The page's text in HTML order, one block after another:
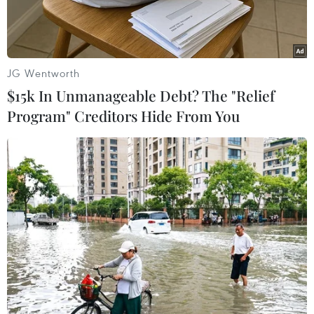
trẻ khám phá tiềm năng và đam mê trong nhiều
lĩnh vực.
Các bạn trẻ trong buổi tham gia hoạt động trải nghiệm. (Ảnh:
TTXVN phát)
Ngày 15/3, tại Văn phòng Google ở Singapore,
JG Wentworth
$15k In Unmanageable Debt? The "Relief
Program" Creditors Hide From You